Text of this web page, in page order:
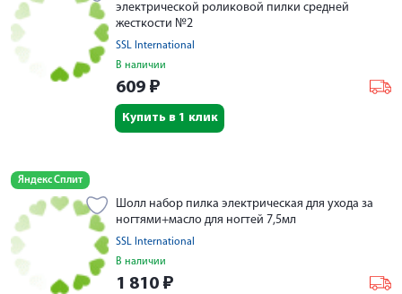
электрической роликовой пилки средней
жесткости №2
SSL International
В наличии
609 ₽
Купить в 1 клик
Яндекс Сплит
Шолл набор пилка электрическая для ухода за
ногтями+масло для ногтей 7,5мл
SSL International
В наличии
1 810 ₽